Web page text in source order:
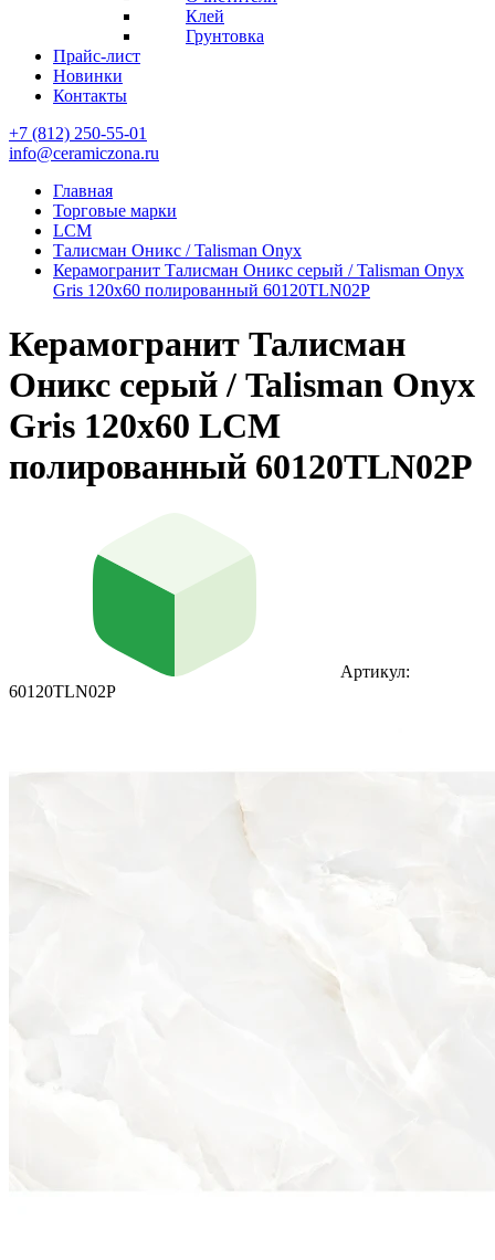
Клей
Грунтовка
Прайс-лист
Новинки
Контакты
+7 (812) 250-55-01
info@ceramiczona.ru
Главная
Торговые марки
LCM
Талисман Оникс / Talisman Onyx
Керамогранит Талисман Оникс серый / Talisman Onyx
Gris 120х60 полированный 60120TLN02P
Керамогранит Талисман
Оникс серый / Talisman Onyx
Gris 120х60 LCM
полированный 60120TLN02P
Артикул:
60120TLN02P